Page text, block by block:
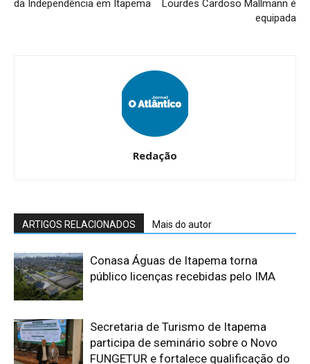
da Independência em Itapema
Lourdes Cardoso Mallmann é
equipada
Redação
ARTIGOS RELACIONADOS Mais do autor
Conasa Águas de Itapema torna
público licenças recebidas pelo IMA
Secretaria de Turismo de Itapema
participa de seminário sobre o Novo
FUNGETUR e fortalece qualificação do